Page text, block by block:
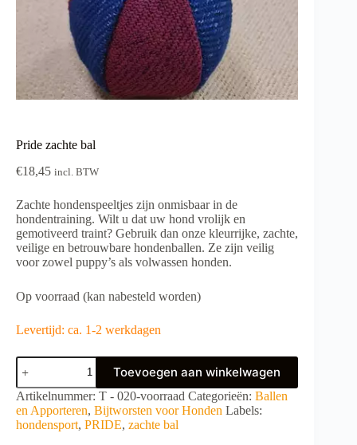
Pride zachte bal
€18,45 incl. BTW
Zachte hondenspeeltjes zijn onmisbaar in de
hondentraining. Wilt u dat uw hond vrolijk en
gemotiveerd traint? Gebruik dan onze kleurrijke, zachte,
veilige en betrouwbare hondenballen. Ze zijn veilig
voor zowel puppy’s als volwassen honden.
Op voorraad (kan nabesteld worden)
Levertijd: ca. 1-2 werkdagen
Pride
zachte
bal
aantal
Toevoegen aan winkelwagen
A
l
t
Artikelnummer: T - 020-voorraad Categorieën: Ballen
en Apporteren, Bijtworsten voor Honden Labels:
hondensport, PRIDE, zachte bal